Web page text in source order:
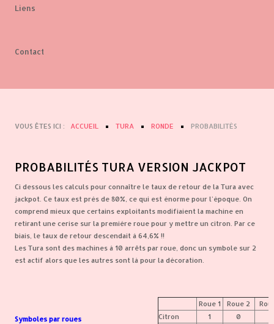
Liens
Contact
VOUS ÊTES ICI : ACCUEIL TURA RONDE PROBABILITÉS
PROBABILITÉS TURA VERSION JACKPOT
Ci dessous les calculs pour connaître le taux de retour de la Tura avec
jackpot. Ce taux est près de 80%, ce qui est énorme pour l'époque. On
comprend mieux que certains exploitants modifiaient la machine en
retirant une cerise sur la première roue pour y mettre un citron. Par ce
biais, le taux de retour descendait à 64,6% !!
Les Tura sont des machines à 10 arrêts par roue, donc un symbole sur 2
est actif alors que les autres sont là pour la décoration.
Symboles par roues
Roue 1 Roue 2
Citron
1 0